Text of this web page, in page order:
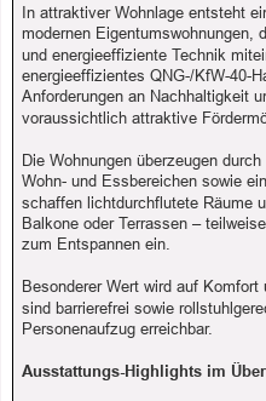
In attraktiver Wohnlage entsteht
modernen
und energieeffiziente Technik
energieeffizientes QNG-/KfW-40-
Anforderungen an Nachhaltigkeit
voraussichtlich attraktive
Die Wohnungen überzeugen
Wohn- und Essbereichen sowie
schaffen lichtdurchflutete Räume
Balkone oder Terrassen –
zum Entspannen ein.
Besonderer Wert wird auf
sind barrierefrei sowie
Personenaufzug erreichbar.
Ausstattungs-Highlights im